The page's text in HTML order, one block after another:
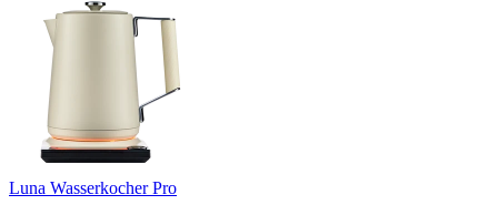
Luna Wasserkocher Pro